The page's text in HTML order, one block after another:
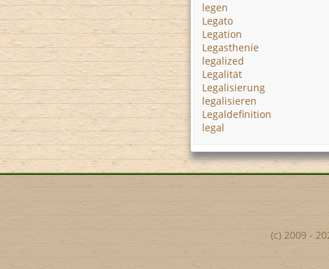
legen
Legato
Legation
Legasthenie
legalized
Legalität
Legalisierung
legalisieren
Legaldefinition
legal
(c) 2009 -